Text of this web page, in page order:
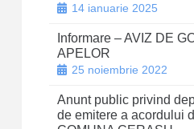
14 ianuarie 2025
Informare – AVIZ DE
APELOR
25 noiembrie 2022
Anunt public privind
de emitere a acordului